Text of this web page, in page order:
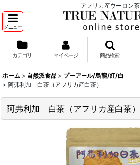
アフリカ産ウーロン茶
メニュー
カテゴリ マイページ 商品検索
ホーム > 自然派食品 > プーアール/烏龍/紅/白
> 阿弗利加 白茶（アフリカ産白茶）
阿弗利加 白茶（アフリカ産白茶）